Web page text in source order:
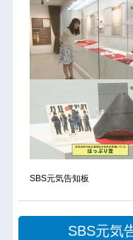
SBS元気告知板
SBS元気